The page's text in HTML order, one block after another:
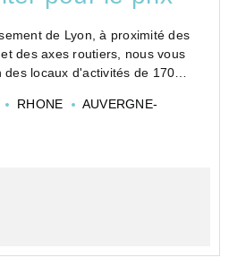
de Lyon, à proximité des
des axes routiers, nous vous
des locaux d'activités de 170
et de réce...
RHONE
AUVERGNE-